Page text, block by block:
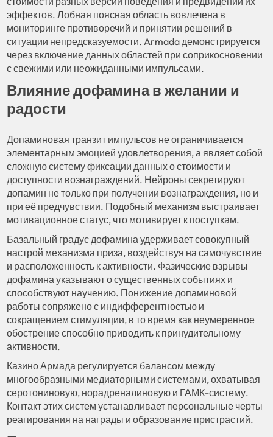
эффектов. Лобная поясная область вовлечена в
мониторинге противоречий и принятии решений в
ситуации непредсказуемости. Armada демонстрируется
через включение данных областей при соприкосновении
с свежими или неожиданными импульсами.
Влияние дофамина в желании и
радости
Допаминовая транзит импульсов не ограничивается
элементарным эмоцией удовлетворения, а являет собой
сложную систему фиксации данных о стоимости и
доступности вознаграждений. Нейроны секретируют
допамин не только при получении вознаграждения, но и
при её предчувствии. Подобный механизм выстраивает
мотивационное статус, что мотивирует к поступкам.
Базальный градус дофамина удерживает совокупный
настрой механизма приза, воздействуя на самочувствие
и расположенность к активности. Фазические взрывы
дофамина указывают о существенных событиях и
способствуют научению. Понижение допаминовой
работы сопряжено с индифферентностью и
сокращением стимуляции, в то время как неумеренное
обострение способно приводить к принудительному
активности.
Казино Армада регулируется балансом между
многообразными медиаторными системами, охватывая
серотониновую, норадреналиновую и ГАМК-систему.
Контакт этих систем устанавливает персональные черты
реагирования на награды и образование пристрастий.